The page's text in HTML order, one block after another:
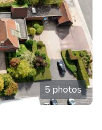
5 photos